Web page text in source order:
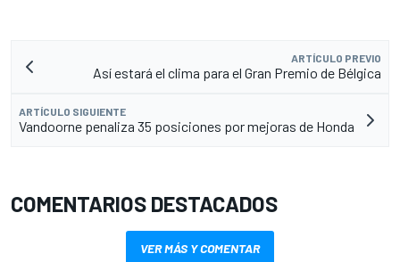
ARTÍCULO PREVIO
Así estará el clima para el Gran Premio de Bélgica
ARTÍCULO SIGUIENTE
Vandoorne penaliza 35 posiciones por mejoras de Honda
COMENTARIOS DESTACADOS
VER MÁS Y COMENTAR